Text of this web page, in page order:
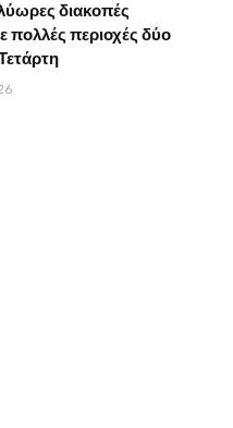
διακοπές
πολλές περιοχές δύο